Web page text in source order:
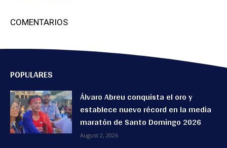
COMENTARIOS
POPULARES
Álvaro Abreu conquista el oro y
establece nuevo récord en la media
maratón de Santo Domingo 2026
August 2, 2026